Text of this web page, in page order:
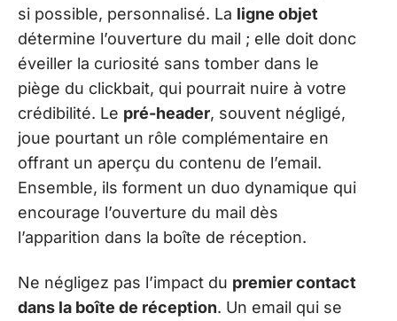
si possible, personnalisé. La ligne objet
détermine l’ouverture du mail ; elle doit donc
éveiller la curiosité sans tomber dans le
piège du clickbait, qui pourrait nuire à votre
crédibilité. Le pré-header, souvent négligé,
joue pourtant un rôle complémentaire en
offrant un aperçu du contenu de l’email.
Ensemble, ils forment un duo dynamique qui
encourage l’ouverture du mail dès
l’apparition dans la boîte de réception.
Ne négligez pas l’impact du premier contact
dans la boîte de réception. Un email qui se